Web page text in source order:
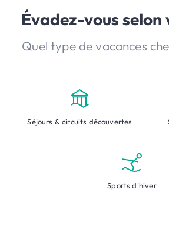
Évadez-vous selon
Quel type de vacances
Séjours & circuits découvertes
Sports d'hiver